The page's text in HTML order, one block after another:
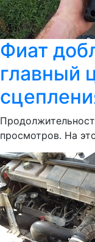
Фиат
главный
просмотров. На